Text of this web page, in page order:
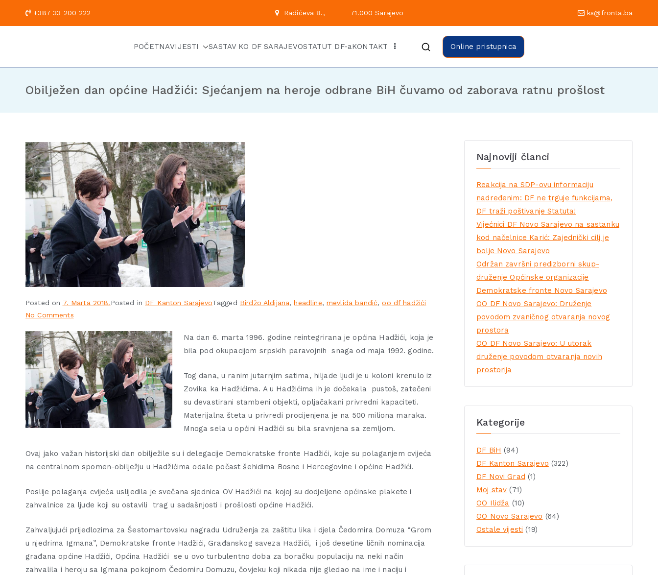
+387 33 200 222 Radićeva 8., 71.000 Sarajevo ks@fronta.ba
Kantonalni odbor Demokratske fronte Sarajevo
Službena stranica KO DF Sarajevo
POČETNAVIJESTI SASTAV KO DF SARAJEVOSTATUT DF-aKONTAKT Online pristupnica
Obilježen dan općine Hadžići: Sjećanjem na heroje odbrane BiH čuvamo od zaborava ratnu prošlost
Posted on 7. Marta 2018.Posted in DF Kanton SarajevoTagged Birdžo Aldijana,headline, mevlida bandić,oo df hadžići
No Comments
Na dan 6. marta 1996. godine reintegrirana je općina Hadžići, koja je
bila pod okupacijom srpskih paravojnih snaga od maja 1992. godine.
Tog dana, u ranim jutarnjim satima, hiljade ljudi je u koloni krenulo iz
Zovika ka Hadžićima. A u Hadžićima ih je dočekala pustoš, zatečeni
su devastirani stambeni objekti, opljačakani privredni kapaciteti.
Materijalna šteta u privredi procijenjena je na 500 miliona maraka.
Mnoga sela u općini Hadžići su bila sravnjena sa zemljom.
Ovaj jako važan historijski dan obilježile su i delegacije Demokratske fronte Hadžići, koje su polaganjem cvijeća
na centralnom spomen-obilježju u Hadžićima odale počast šehidima Bosne i Hercegovine i općine Hadžići.
Poslije polaganja cvijeća uslijedila je svečana sjednica OV Hadžići na kojoj su dodjeljene općinske plakete i
zahvalnice za ljude koji su ostavili trag u sadašnjosti i prošlosti općine Hadžići.
Zahvaljujući prijedlozima za Šestomartovsku nagradu Udruženja za zaštitu lika i djela Čedomira Domuza “Grom
u njedrima Igmana”, Demokratske fronte Hadžići, Građanskog saveza Hadžići, i još desetine ličnih nominacija
građana općine Hadžići, Općina Hadžići se u ovo turbulentno doba za boračku populaciju na neki način
zahvalila i heroju sa Igmana pokojnom Čedomiru Domuzu, čovjeku koji nikada nije gledao na ime i naciju i
Najnoviji članci
Reakcija na SDP-ovu informaciju
nadređenim: DF ne trguje funkcijama,
DF traži poštivanje Statuta!
Vijećnici DF Novo Sarajevo na sastanku
kod načelnice Karić: Zajednički cilj je
bolje Novo Sarajevo
Održan završni predizborni skup-
druženje Općinske organizacije
Demokratske fronte Novo Sarajevo
OO DF Novo Sarajevo: Druženje
povodom zvaničnog otvaranja novog
prostora
OO DF Novo Sarajevo: U utorak
druženje povodom otvaranja novih
prostorija
Kategorije
DF BiH (94)
DF Kanton Sarajevo (322)
DF Novi Grad (1)
Moj stav (71)
OO Ilidža (10)
OO Novo Sarajevo (64)
Ostale vijesti (19)